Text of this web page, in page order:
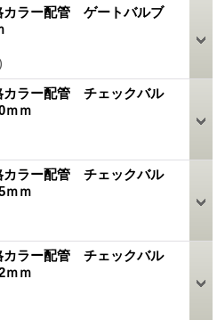
ラー配管 ゲートバルブ
ラー配管 チェックバル
ｍ
ラー配管 チェックバル
ｍ
ラー配管 チェックバル
ｍ